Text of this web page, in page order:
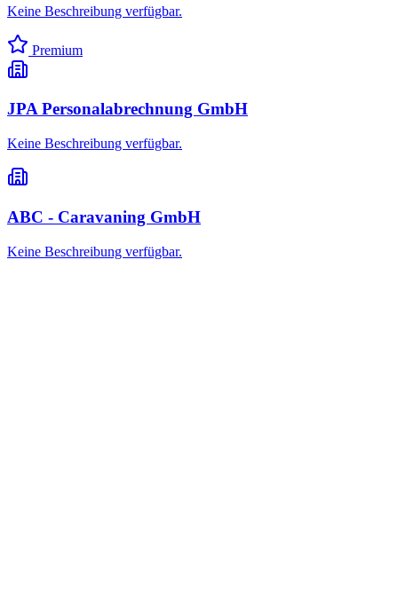
Keine Beschreibung verfügbar.
Premium
JPA Personalabrechnung GmbH
Keine Beschreibung verfügbar.
ABC - Caravaning GmbH
Keine Beschreibung verfügbar.